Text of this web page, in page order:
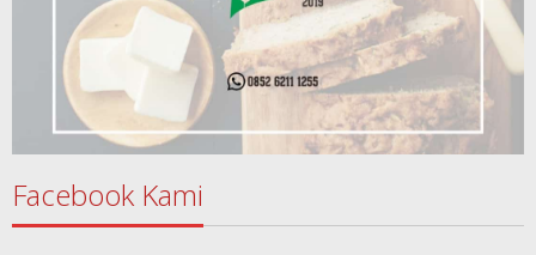
Facebook Kami